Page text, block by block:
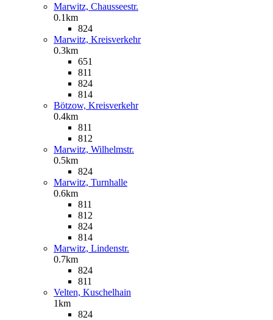
Marwitz, Chausseestr.
0.1km
824
Marwitz, Kreisverkehr
0.3km
651
811
824
814
Bötzow, Kreisverkehr
0.4km
811
812
Marwitz, Wilhelmstr.
0.5km
824
Marwitz, Turnhalle
0.6km
811
812
824
814
Marwitz, Lindenstr.
0.7km
824
811
Velten, Kuschelhain
1km
824